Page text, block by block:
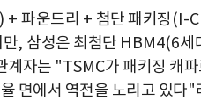
+ 파운드리 + 첨단 패키징 (I-
만, 삼성은 최첨단 HBM4(6세
계자는 "TSMC가 패키징 캐
면에서 역전을 노리고 있다"